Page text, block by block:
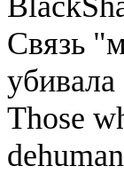
Связь
Those